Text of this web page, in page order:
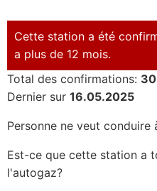
Cette station a été
a plus de 12 mois.
Total des confirmations:
Dernier sur 16.05.2025
Personne ne veut conduire
Est-ce que cette station a
l'autogaz?